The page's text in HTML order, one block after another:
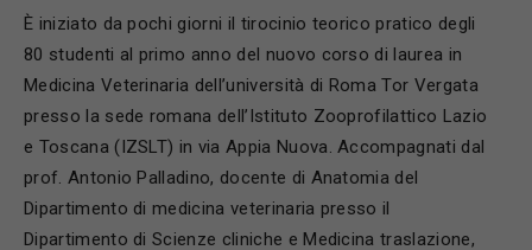
È iniziato da pochi giorni il tirocinio teorico pratico degli
80 studenti al primo anno del nuovo corso di laurea in
Medicina Veterinaria dell’università di Roma Tor Vergata
presso la sede romana dell’Istituto Zooprofilattico Lazio
e Toscana (IZSLT) in via Appia Nuova. Accompagnati dal
prof. Antonio Palladino, docente di Anatomia del
Dipartimento di medicina veterinaria presso il
Dipartimento di Scienze cliniche e Medicina traslazione,